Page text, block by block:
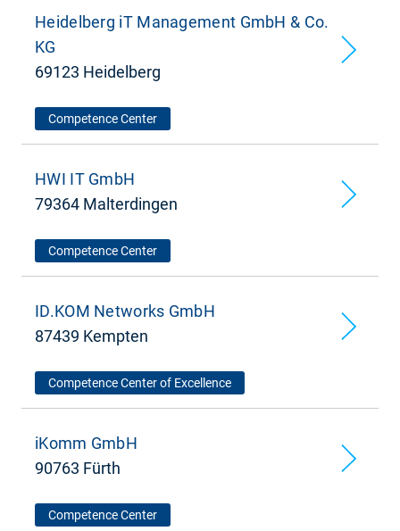
Heidelberg iT Management GmbH & Co.
KG
69123 Heidelberg
Competence Center
HWI IT GmbH
79364 Malterdingen
Competence Center
ID.KOM Networks GmbH
87439 Kempten
Competence Center of Excellence
iKomm GmbH
90763 Fürth
Competence Center